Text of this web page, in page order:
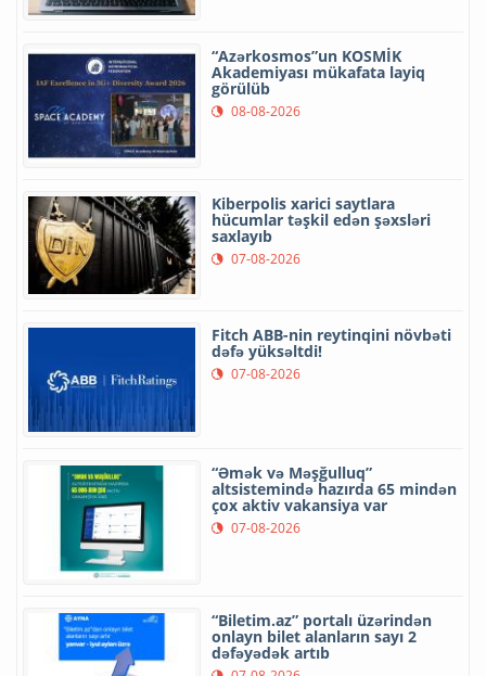
“Azərkosmos”un KOSMİK
Akademiyası mükafata layiq
görülüb
08-08-2026
Kiberpolis xarici saytlara
hücumlar təşkil edən şəxsləri
saxlayıb
07-08-2026
Fitch ABB-nin reytinqini növbəti
dəfə yüksəltdi!
07-08-2026
“Əmək və Məşğulluq”
altsistemində hazırda 65 mindən
çox aktiv vakansiya var
07-08-2026
“Biletim.az” portalı üzərindən
onlayn bilet alanların sayı 2
dəfəyədək artıb